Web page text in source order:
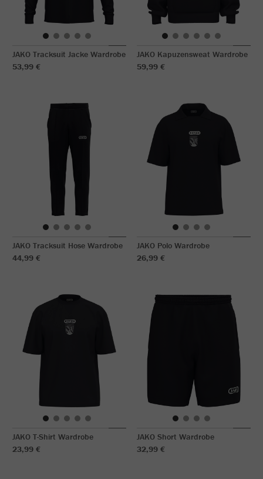
JAKO Tracksuit Jacke Wardrobe
53,99 €
JAKO Kapuzensweat Wardrobe
59,99 €
JAKO Tracksuit Hose Wardrobe
44,99 €
JAKO Polo Wardrobe
26,99 €
JAKO T-Shirt Wardrobe
23,99 €
JAKO Short Wardrobe
32,99 €